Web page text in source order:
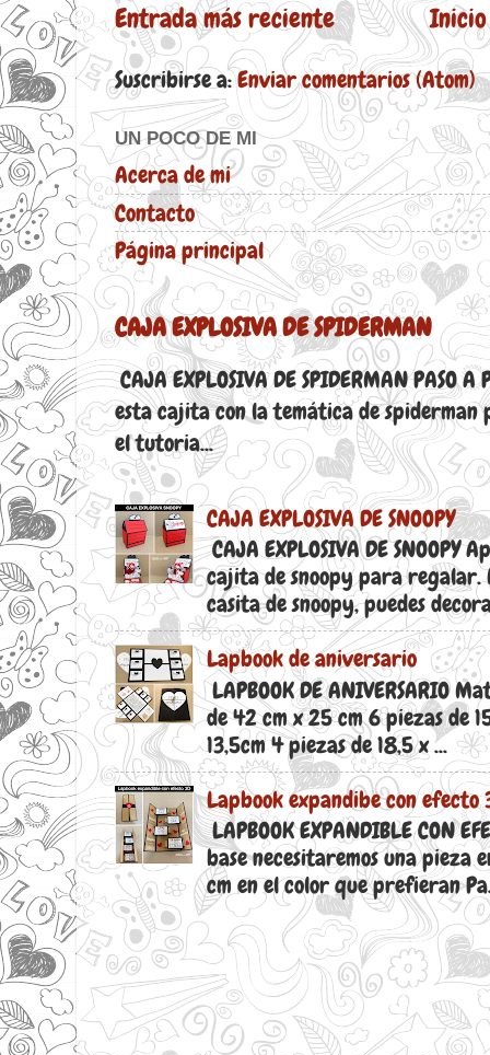
Entrada más reciente Inicio
Suscribirse a:Enviar comentarios (Atom)
UN POCO DE MI
Acerca de mi
Contacto
Página principal
CAJA EXPLOSIVA DE SPIDERMAN
CAJA EXPLOSIVA DE SPIDERMAN PASO
esta cajita con la temática de spiderman
el tutoria...
CAJA EXPLOSIVA DE SNOOPY
CAJA EXPLOSIVA DE SNOOPY
cajita de snoopy para regalar.
casita de snoopy, puedes
Lapbook de aniversario
LAPBOOK DE ANIVERSARIO
de 42 cm x 25 cm 6 piezas de
13,5cm 4 piezas de 18,5 x ...
Lapbook expandibe con efecto
LAPBOOK EXPANDIBLE CON
base necesitaremos una pieza
cm en el color que prefieran